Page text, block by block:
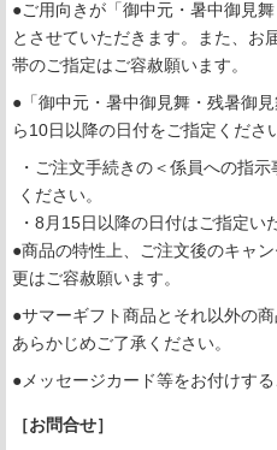
●ご用向きが「御中元・暑中御見
とさせていただきます。また、お
帯のご指定はご容赦願います。
●「御中元・暑中御見舞・残暑御
ら10日以降の日付をご指定くださ
・ご注文手続きの＜係員への指
ください。
・8月15日以降の日付はご指定い
●商品の特性上、ご注文後のキャ
更はご容赦願います。
●サマーギフト商品とそれ以外の
あらかじめご了承ください。
●メッセージカード等をお付けする
［お問合せ］